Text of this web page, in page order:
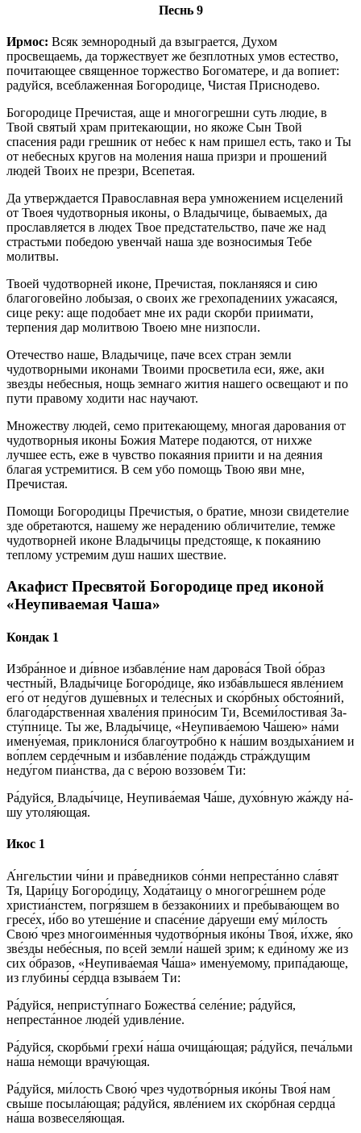
Песнь 9
Ирмос: Всяк земнородный да взыграется, Духом
просвещаемь, да торжествует же безплотных умов естество,
почитающее священное торжество Богоматере, и да вопиет:
радуйся, всеблаженная Богородице, Чистая Приснодево.
Богородице Пречистая, аще и многогрешни суть людие, в
Твой святый храм притекающии, но якоже Сын Твой
спасения ради грешник от небес к нам пришел есть, тако и Ты
от небесных кругов на моления наша призри и прошений
людей Твоих не презри, Всепетая.
Да утверждается Православная вера умножением исцелений
от Твоея чудотворныя иконы, о Владычице, бываемых, да
прославляется в людех Твое предстательство, паче же над
страстьми победою увенчай наша зде возносимыя Тебе
молитвы.
Твоей чудотворней иконе, Пречистая, покланяяся и сию
благоговейно лобызая, о своих же грехопадениих ужасаяся,
сице реку: аще подобает мне их ради скорби приимати,
терпения дар молитвою Твоею мне низпосли.
Отечество наше, Владычице, паче всех стран земли
чудотворными иконами Твоими просветила еси, яже, аки
звезды небесныя, нощь земнаго жития нашего освещают и по
пути правому ходити нас научают.
Множеству людей, семо притекающему, многая дарования от
чудотворныя иконы Божия Матере подаются, от нихже
лучшее есть, еже в чувство покаяния приити и на деяния
благая устремитися. В сем убо помощь Твою яви мне,
Пречистая.
Помощи Богородицы Пречистыя, о братие, мнози свидетелие
зде обретаются, нашему же нерадению обличителие, темже
чудотворней иконе Владычицы предстояще, к покаянию
теплому устремим душ наших шествие.
Акафист Пресвятой Богородице пред иконой
«Неупиваемая Чаша»
Кондак 1
Избра́нное и ди́в­ное из­бав­ле́­ние нам да­ро­ва́­ся Твой о́б­раз
чест­ны́й, Вла­ды́­чи­це Бо­го­ро́­ди­це, я́ко из­ба́вль­ше­ся яв­ле́­ни­ем
его́ от не­ду́­гов ду­ше́в­ных и те­ле́с­ных и ско́рб­ных об­стоя́­ний,
бла­го­да́р­ствен­ная хвале́ния при­но́­сим Ти, Все­ми́­лос­ти­вая За­
сту́п­ни­це. Ты же, Вла­ды́­чи­це, «Неупива́емою Ча́шею» на́­ми
имену́емая, приклони́ся бла­го­утро́б­но к на́­шим воздыха́нием и
во́плем серде́чным и из­бав­ле́­ние по­да́ждь стра́­жду­щим
неду́гом пиа́нства, да с ве́­рою воззове́м Ти:
Ра́­дуй­ся, Вла­ды́­чи­це, Неупива́емая Ча́ше, духо́вную жа́жду на́­
шу утоля́ющая.
Икос 1
А́нгельстии чи́ни и пра́ведников со́нми непреста́нно сла́вят
Тя, Цари́цу Богоро́дицу, Хода́таицу о многогре́шнем ро́де
христиа́нстем, погря́зшем в без­за­ко́­ни­их и пребыва́ющем во
гре­се́х, и́бо во уте­ше́­ние и спа­се́­ние да́руеши ему́ ми́­лость
Свою́ чрез многоиме́нныя чудотво́рныя ико́­ны Твоя́, и́хже, я́ко
зве́зды не­бе́с­ныя, по всей зем­ли́ на́­шей зрим; к еди́­но­му же из
сих о́бразов, «Неупива́емая Ча́ша» имену́емому, при­па́­даю­ще,
из глу­би­ны́ се́рд­ца взы­ва́­ем Ти:
Ра́­дуй­ся, непристу́пнаго Бо­же­ства́ се­ле́­ние; ра́­дуй­ся,
непреста́нное лю­де́й удив­ле́­ние.
Ра́­дуй­ся, скорбьми́ гре­хи́ на́­ша очища́ющая; ра́­дуй­ся, печа́льми
на́­ша не́­мо­щи врачу́ющая.
Ра́­дуй­ся, ми́­лость Свою́ чрез чудотво́рныя ико́­ны Твоя́ нам
свы́­ше посыла́ющая; ра́­дуй­ся, яв­ле́­ни­ем их ско́рбная серд­ца́
на́­ша возвеселя́ющая.